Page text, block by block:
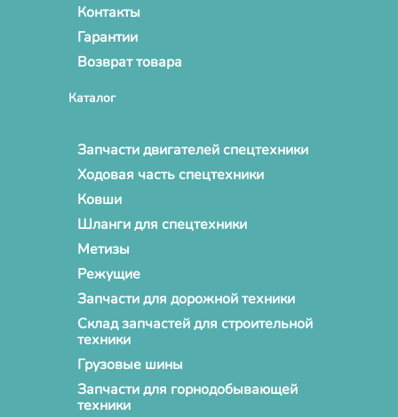
Контакты
Гарантии
Возврат товара
Каталог
Запчасти двигателей спецтехники
Ходовая часть спецтехники
Ковши
Шланги для спецтехники
Метизы
Режущие
Запчасти для дорожной техники
Склад запчастей для строительной
техники
Грузовые шины
Запчасти для горнодобывающей
техники